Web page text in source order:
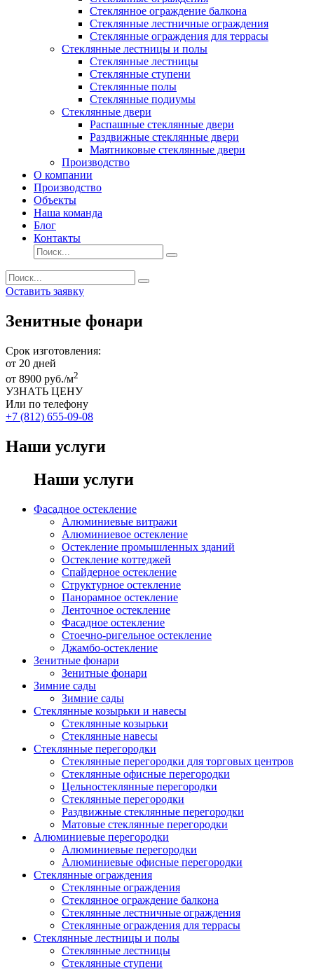
Стеклянное ограждение балкона
Стеклянные лестничные ограждения
Стеклянные ограждения для террасы
Стеклянные лестницы и полы
Стеклянные лестницы
Стеклянные ступени
Стеклянные полы
Стеклянные подиумы
Стеклянные двери
Распашные стеклянные двери
Раздвижные стеклянные двери
Маятниковые стеклянные двери
Производство
О компании
Производство
Объекты
Наша команда
Блог
Контакты
Оставить заявку
Зенитные фонари
Срок изготовления:
от 20 дней
от 8900 руб./м2
УЗНАТЬ ЦЕНУ
Или по телефону
+7 (812) 655-09-08
Наши услуги
Наши услуги
Фасадное остекление
Алюминиевые витражи
Алюминиевое остекление
Остекление промышленных зданий
Остекление коттеджей
Спайдерное остекление
Структурное остекление
Панорамное остекление
Ленточное остекление
Фасадное остекление
Стоечно-ригельное остекление
Джамбо-остекление
Зенитные фонари
Зенитные фонари
Зимние сады
Зимние сады
Стеклянные козырьки и навесы
Стеклянные козырьки
Стеклянные навесы
Стеклянные перегородки
Стеклянные перегородки для торговых центров
Стеклянные офисные перегородки
Цельностеклянные перегородки
Cтеклянные перегородки
Раздвижные стеклянные перегородки
Матовые стеклянные перегородки
Алюминиевые перегородки
Алюминиевые перегородки
Алюминиевые офисные перегородки
Стеклянные ограждения
Стеклянные ограждения
Стеклянное ограждение балкона
Стеклянные лестничные ограждения
Стеклянные ограждения для террасы
Стеклянные лестницы и полы
Стеклянные лестницы
Стеклянные ступени